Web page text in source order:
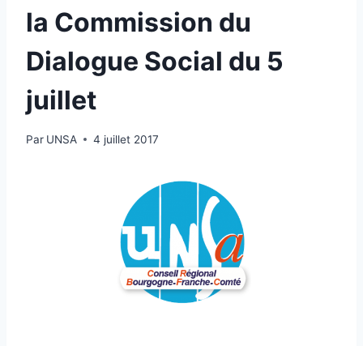
la Commission du
Dialogue Social du 5
juillet
Par UNSA 4 juillet 2017